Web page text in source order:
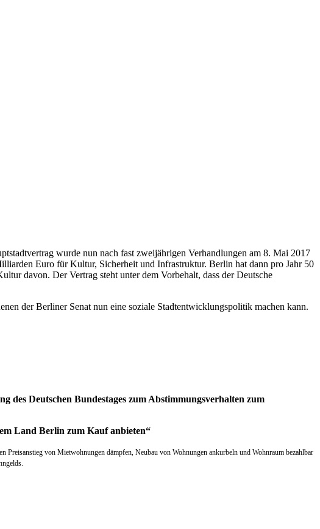
wurde nun nach fast zweijährigen Verhandlungen am 8. Mai 2017
Euro für Kultur, Sicherheit und Infrastruktur. Berlin hat dann pro Jahr 50
davon. Der Vertrag steht unter dem Vorbehalt, dass der Deutsche
der Berliner Senat nun eine soziale Stadtentwicklungspolitik machen kann.
des Deutschen Bundestages zum Abstimmungsverhalten zum
Land Berlin zum Kauf anbieten“
von Mietwohnungen dämpfen, Neubau von Wohnungen ankurbeln und Wohnraum bezahlbar